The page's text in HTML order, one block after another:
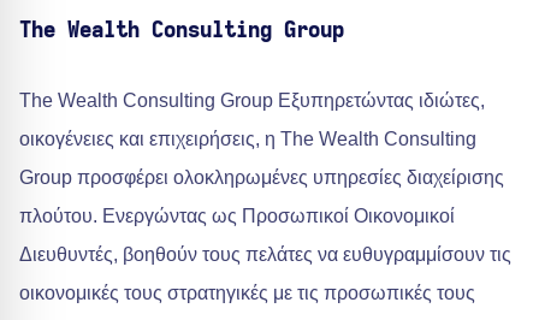
The Wealth Consulting Group
The Wealth Consulting Group Εξυπηρετώντας ιδιώτες,
οικογένειες και επιχειρήσεις, η The Wealth Consulting
Group προσφέρει ολοκληρωμένες υπηρεσίες διαχείρισης
πλούτου. Ενεργώντας ως Προσωπικοί Οικονομικοί
Διευθυντές, βοηθούν τους πελάτες να ευθυγραμμίσουν τις
οικονομικές τους στρατηγικές με τις προσωπικές τους